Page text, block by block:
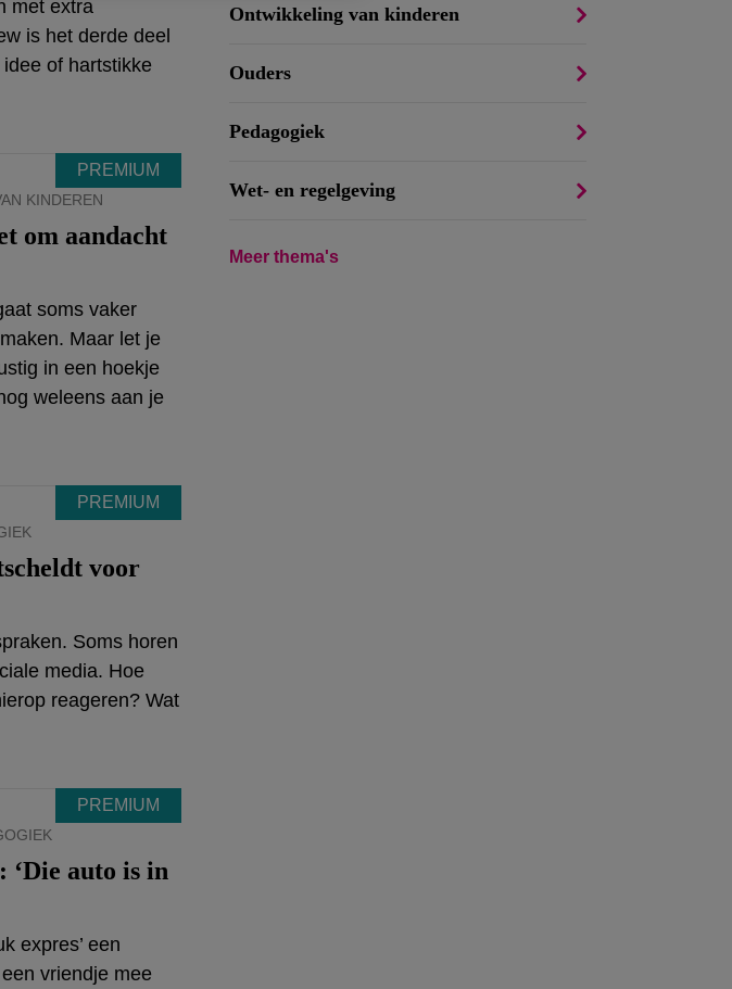
met extra
is het derde deel
of hartstikke
KINDEREN
om aandacht
soms vaker
Maar let je
in een hoekje
weleens aan je
voor
Soms horen
media. Hoe
reageren? Wat
‘Die auto is in
expres’ een
vriendje mee
Ontwikkeling van kinderen
Ouders
Pedagogiek
Wet- en regelgeving
Meer thema's